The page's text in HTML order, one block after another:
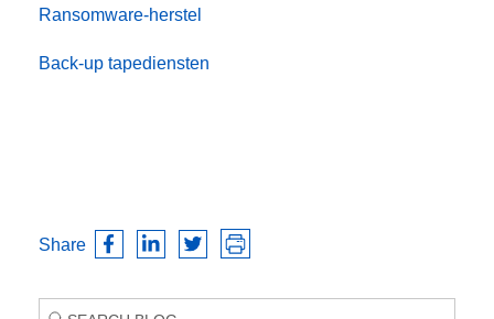
Ransomware-herstel
Back-up tapediensten
Share